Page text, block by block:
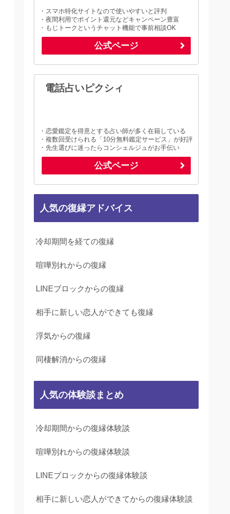
・スマホ特化サイトなので使いやすいと評判
・夜間利用でポイント還元などキャンペーン豊富
・もじトークというチャット機能で事前相談OK
公式ページ
電話占いピクシィ
・恋愛鑑定を得意とする占い師が多く在籍している
・複数回受けられる「10分無料鑑定サービス」が好評
・先生選びに迷ったらコンシェルジュがお手伝い
公式ページ
人気の復縁アドバイス
冷却期間を経ての復縁
喧嘩別れからの復縁
LINEブロックからの復縁
相手に新しい恋人ができても復縁
浮気からの復縁
同棲解消からの復縁
人気の体験談まとめ
冷却期間からの復縁体験談
喧嘩別れからの復縁体験談
LINEブロックからの復縁体験談
相手に新しい恋人ができてからの復縁体験談